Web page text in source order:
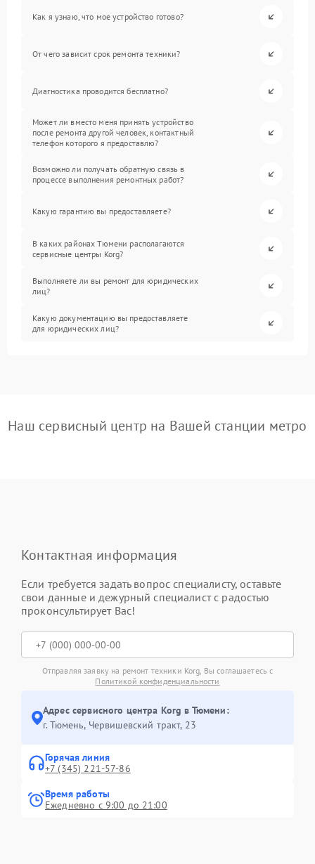
Как я узнаю, что мое устройство готово?
От чего зависит срок ремонта техники?
Диагностика проводится бесплатно?
Может ли вместо меня принять устройство
после ремонта другой человек, контактный
телефон которого я предоставлю?
Возможно ли получать обратную связь в
процессе выполнения ремонтных работ?
Какую гарантию вы предоставляете?
В каких районах Тюмени располагаются
сервисные центры Korg?
Выполняете ли вы ремонт для юридических
лиц?
Какую документацию вы предоставляете
для юридических лиц?
Наш сервисный центр на Вашей станции метро
Контактная информация
Если требуется задать вопрос специалисту, оставьте
свои данные и дежурный специалист с радостью
проконсультирует Вас!
Отправляя заявку на ремонт техники Korg, Вы соглашаетесь с
Политикой конфиденциальности
Адрес сервисного центра Korg в Тюмени:
г. Тюмень, ​Червишевский тракт, 23
Горячая линия
+7 (345) 221-57-86
Время работы
Ежедневно с 9:00 до 21:00